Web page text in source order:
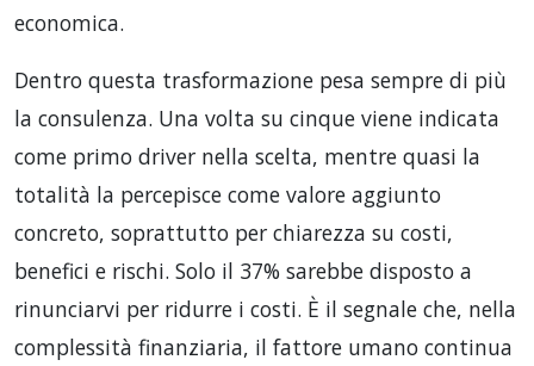
economica.
Dentro questa trasformazione pesa sempre di più
la consulenza. Una volta su cinque viene indicata
come primo driver nella scelta, mentre quasi la
totalità la percepisce come valore aggiunto
concreto, soprattutto per chiarezza su costi,
benefici e rischi. Solo il 37% sarebbe disposto a
rinunciarvi per ridurre i costi. È il segnale che, nella
complessità finanziaria, il fattore umano continua